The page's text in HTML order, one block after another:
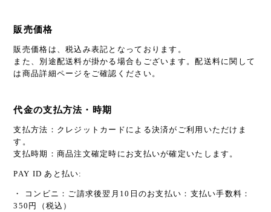
販売価格
販売価格は、税込み表記となっております。
また、別途配送料が掛かる場合もございます。配送料に関して
は商品詳細ページをご確認ください。
代金の支払方法・時期
支払方法：クレジットカードによる決済がご利用いただけま
す。
支払時期：商品注文確定時にお支払いが確定いたします。
PAY ID あと払い:
・ コンビニ：ご請求後翌月10日のお支払い：支払い手数料：
350円（税込）